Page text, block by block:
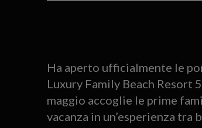
Ha aperto ufficialmente le
Luxury Family Beach Resort
maggio accoglie le prime
vacanza in un’esperienza